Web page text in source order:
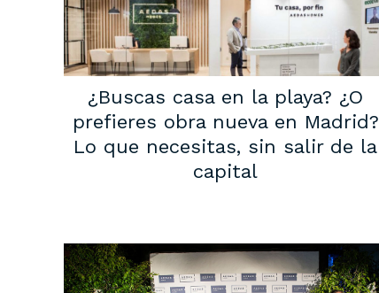
¿Buscas casa en la playa? ¿O
prefieres obra nueva en Madrid?
Lo que necesitas, sin salir de la
capital